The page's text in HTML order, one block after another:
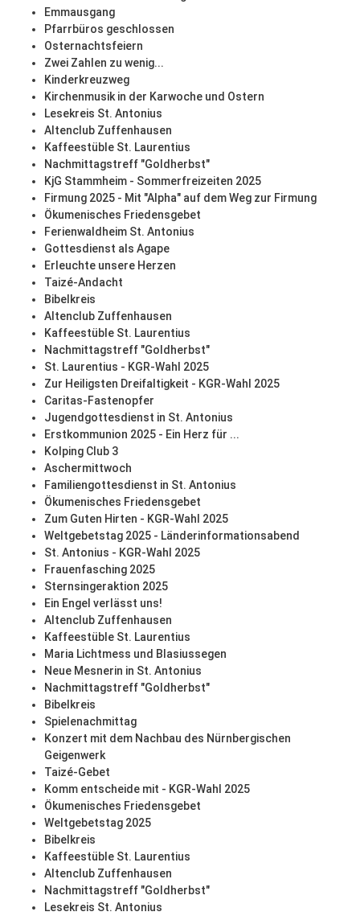
Emmausgang
Pfarrbüros geschlossen
Osternachtsfeiern
Zwei Zahlen zu wenig...
Kinderkreuzweg
Kirchenmusik in der Karwoche und Ostern
Lesekreis St. Antonius
Altenclub Zuffenhausen
Kaffeestüble St. Laurentius
Nachmittagstreff "Goldherbst"
KjG Stammheim - Sommerfreizeiten 2025
Firmung 2025 - Mit "Alpha" auf dem Weg zur Firmung
Ökumenisches Friedensgebet
Ferienwaldheim St. Antonius
Gottesdienst als Agape
Erleuchte unsere Herzen
Taizé-Andacht
Bibelkreis
Altenclub Zuffenhausen
Kaffeestüble St. Laurentius
Nachmittagstreff "Goldherbst"
St. Laurentius - KGR-Wahl 2025
Zur Heiligsten Dreifaltigkeit - KGR-Wahl 2025
Caritas-Fastenopfer
Jugendgottesdienst in St. Antonius
Erstkommunion 2025 - Ein Herz für ...
Kolping Club 3
Aschermittwoch
Familiengottesdienst in St. Antonius
Ökumenisches Friedensgebet
Zum Guten Hirten - KGR-Wahl 2025
Weltgebetstag 2025 - Länderinformationsabend
St. Antonius - KGR-Wahl 2025
Frauenfasching 2025
Sternsingeraktion 2025
Ein Engel verlässt uns!
Altenclub Zuffenhausen
Kaffeestüble St. Laurentius
Maria Lichtmess und Blasiussegen
Neue Mesnerin in St. Antonius
Nachmittagstreff "Goldherbst"
Bibelkreis
Spielenachmittag
Konzert mit dem Nachbau des Nürnbergischen
Geigenwerk
Taizé-Gebet
Komm entscheide mit - KGR-Wahl 2025
Ökumenisches Friedensgebet
Weltgebetstag 2025
Bibelkreis
Kaffeestüble St. Laurentius
Altenclub Zuffenhausen
Nachmittagstreff "Goldherbst"
Lesekreis St. Antonius